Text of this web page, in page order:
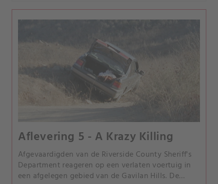
Aflevering 5 - A Krazy Killing
Afgevaardigden van de Riverside County Sheriff's
Department reageren op een verlaten voertuig in
een afgelegen gebied van de Gavilan Hills. De